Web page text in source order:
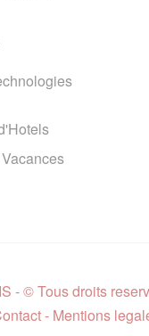
- © Tous droits
- Mentions